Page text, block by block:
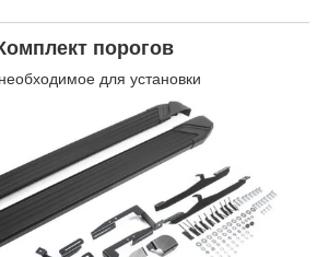
порогов
для установки